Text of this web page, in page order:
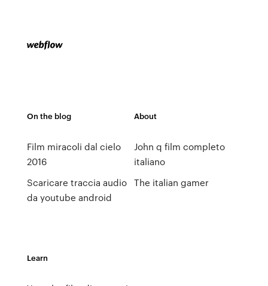
On the blog
Film miracoli dal cielo
2016
Scaricare traccia audio
da youtube android
About
John q film completo
italiano
The italian gamer
Learn